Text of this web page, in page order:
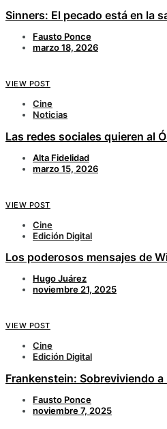
Sinners: El pecado está en la
Fausto Ponce
marzo 18, 2026
VIEW POST
Cine
Noticias
Las redes sociales quieren al
Alta Fidelidad
marzo 15, 2026
VIEW POST
Cine
Edición Digital
Los poderosos mensajes de
Hugo Juárez
noviembre 21, 2025
VIEW POST
Cine
Edición Digital
Frankenstein: Sobreviviendo
Fausto Ponce
noviembre 7, 2025